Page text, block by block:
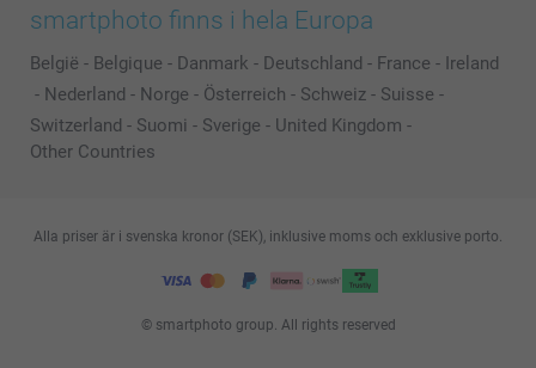
smartphoto finns i hela Europa
België - Belgique - Danmark - Deutschland - France - Ireland
- Nederland - Norge - Österreich - Schweiz - Suisse -
Switzerland - Suomi - Sverige - United Kingdom -
Other Countries
© smartphoto group. All rights reserved
Alla priser är i svenska kronor (SEK), inklusive moms och exklusive porto.